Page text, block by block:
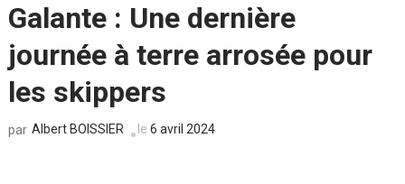
Galante : Une dernière
journée à terre arrosée pour
les skippers
par Albert BOISSIER le 6 avril 2024